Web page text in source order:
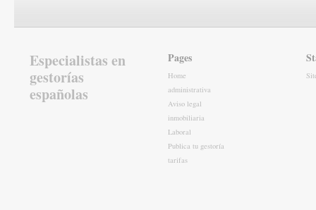
Especialistas en
gestorías
españolas
Pages
Home
administrativa
Aviso legal
inmobiliaria
Laboral
Publica tu gestoría
tarifas